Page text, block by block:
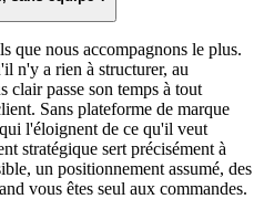
que nous accompagnons le plus.
n'y a rien à structurer, au
clair passe son temps à tout
Sans plateforme de marque
l'éloignent de ce qu'il veut
stratégique sert précisément à
un positionnement assumé, des
vous êtes seul aux commandes.